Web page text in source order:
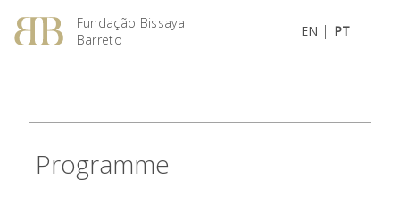
Fundação Bissaya
Barreto
EN | PT
Programme